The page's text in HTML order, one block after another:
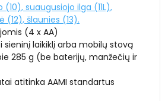
suaugusiojo ilga (11L),
(12), šlaunies (13).
(4 x AA)
laikiklį arba mobilų stovą
285 g (be baterijų, manžečių ir
atitinka AAMI standartus